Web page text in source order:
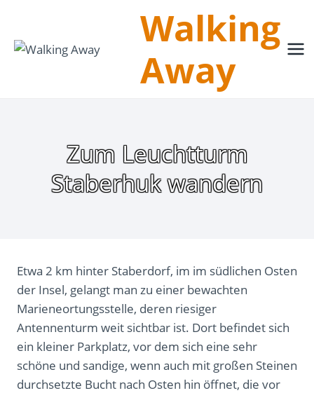
springen
Walking
Away
Zum Leuchtturm
Staberhuk wandern
Etwa 2 km hinter Staberdorf, im im südlichen Osten
der Insel, gelangt man zu einer bewachten
Marieneortungsstelle, deren riesiger
Antennenturm weit sichtbar ist. Dort befindet sich
ein kleiner Parkplatz, vor dem sich eine sehr
schöne und sandige, wenn auch mit großen Steinen
durchsetzte Bucht nach Osten hin öffnet, die vor